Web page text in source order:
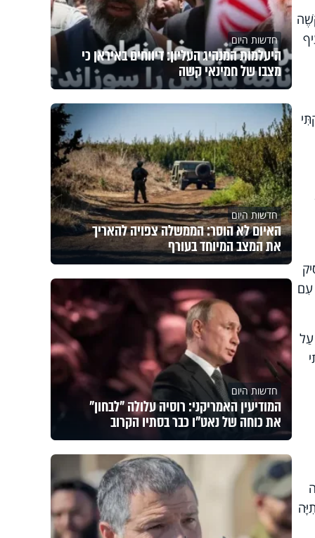
עִם
חדשות היום
היעלמות המנהיג העליון: דיווחים באיראן כי
מצבו של חמינאי קשה
חדשות היום
האיום לא הוסר: הממשלה צפויה להאריך
את המצב המיוחד בעורף
חדשות היום
המודיעין האמריקני: רוסיה עלולה "לבחון"
את כוחה של נאט"ו כבר בסתיו הקרוב